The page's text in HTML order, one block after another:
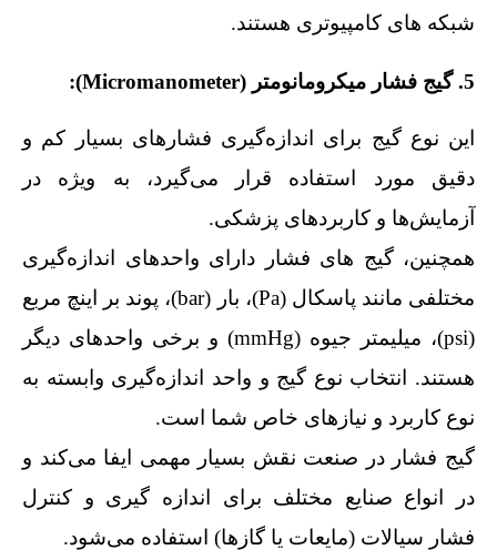
شبکه‌ های کامپیوتری هستند.
5. گیج فشار میکرومانومتر (Micromanometer):
این نوع گیج برای اندازه‌گیری فشارهای بسیار کم و
دقیق مورد استفاده قرار می‌گیرد، به ویژه در
آزمایش‌ها و کاربردهای پزشکی.
همچنین، گیج‌ های فشار دارای واحدهای اندازه‌گیری
مختلفی مانند پاسکال (Pa)، بار (bar)، پوند بر اینچ مربع
(psi)، میلیمتر جیوه (mmHg) و برخی واحدهای دیگر
هستند. انتخاب نوع گیج و واحد اندازه‌گیری وابسته به
نوع کاربرد و نیازهای خاص شما است.
گیج فشار در صنعت نقش بسیار مهمی ایفا می‌کند و
در انواع صنایع مختلف برای اندازه‌ گیری و کنترل
فشار سیالات (مایعات یا گازها) استفاده می‌شود.